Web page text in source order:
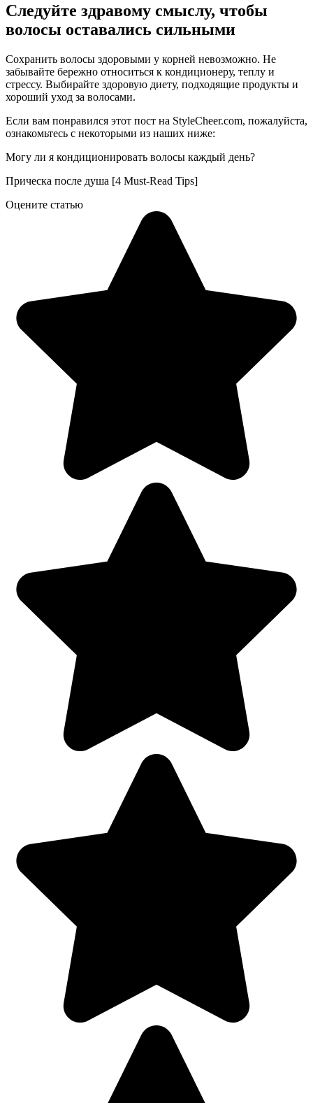
Следуйте здравому смыслу, чтобы
волосы оставались сильными
Сохранить волосы здоровыми у корней невозможно. Не
забывайте бережно относиться к кондиционеру, теплу и
стрессу. Выбирайте здоровую диету, подходящие продукты и
хороший уход за волосами.
Если вам понравился этот пост на StyleCheer.com, пожалуйста,
ознакомьтесь с некоторыми из наших ниже:
Могу ли я кондиционировать волосы каждый день?
Прическа после душа [4 Must-Read Tips]
Оцените статью